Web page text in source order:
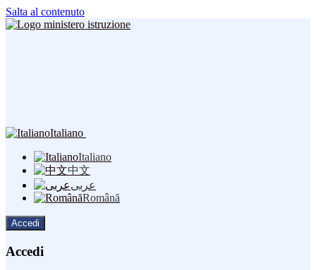
Salta al contenuto
Italiano
Italiano
中文
عربى
Română
Accedi
Accedi